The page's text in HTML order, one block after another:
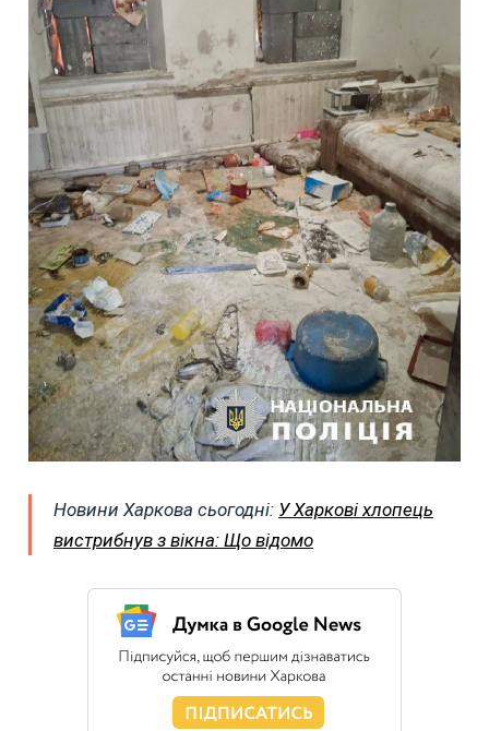
Новини Харкова сьогодні: У Харкові хлопець
вистрибнув з вікна: Що відомо